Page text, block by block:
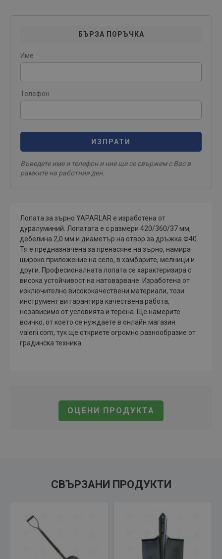
БЪРЗА ПОРЪЧКА
Име
Телефон
ИЗПРАТИ
Въведете име и телефон и ние ще се свържем с Вас в
рамките на работния ден.
ОЦЕНИ ПРОДУКТА
Лопата за зърно YAPARLAR е изработена от
дуралуминий. Лопатата е с размери 420/360/37 мм,
дебелина 2,0 мм и диаметър на отвор за дръжка Ф40.
Тя е предназначена за пренасяне на зърно, намира
широко приложение на село, в хамбарите, мелници и
други. Професионалната лопата се характеризира с
висока устойчивост на натоварване. Изработена от
изключително висококачествени материали, този
инструмент ви гарантира качествена работа,
независимо от условията и терена. Ще намерите
всичко, от което се нуждаете в онлайн магазин
valerii.com, тук ще откриете огромно разнообразие от
градинска техника.
СВЪРЗАНИ ПРОДУКТИ